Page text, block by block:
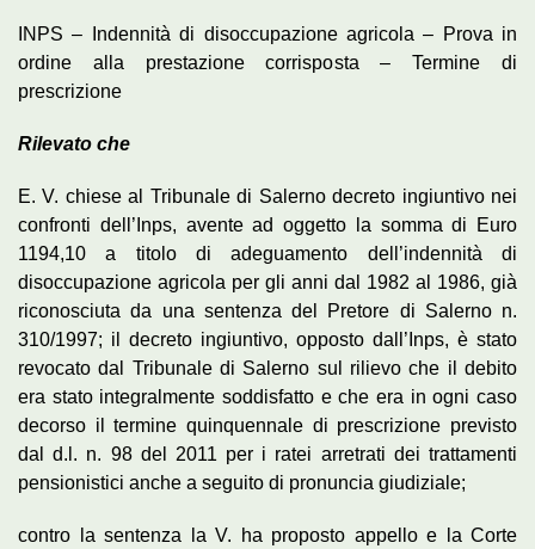
INPS – Indennità di disoccupazione agricola – Prova in
ordine alla prestazione corrisposta – Termine di
prescrizione
Rilevato che
E. V. chiese al Tribunale di Salerno decreto ingiuntivo nei
confronti dell’Inps, avente ad oggetto la somma di Euro
1194,10 a titolo di adeguamento dell’indennità di
disoccupazione agricola per gli anni dal 1982 al 1986, già
riconosciuta da una sentenza del Pretore di Salerno n.
310/1997; il decreto ingiuntivo, opposto dall’Inps, è stato
revocato dal Tribunale di Salerno sul rilievo che il debito
era stato integralmente soddisfatto e che era in ogni caso
decorso il termine quinquennale di prescrizione previsto
dal d.l. n. 98 del 2011 per i ratei arretrati dei trattamenti
pensionistici anche a seguito di pronuncia giudiziale;
contro la sentenza la V. ha proposto appello e la Corte